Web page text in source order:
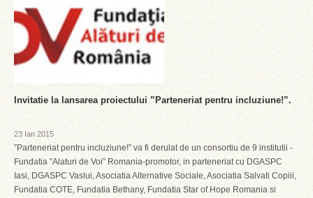
Invitatie la lansarea proiectului ”Parteneriat pentru incluziune!”.
23 Ian 2015
”Parteneriat pentru incluziune!” va fi derulat de un consortiu de 9 institutii -
Fundatia ”Alaturi de Voi” Romania-promotor, in parteneriat cu DGASPC
Iasi, DGASPC Vaslui, Asociatia Alternative Sociale, Asociatia Salvati Copiii,
Fundatia COTE, Fundatia Bethany, Fundatia Star of Hope Romania si